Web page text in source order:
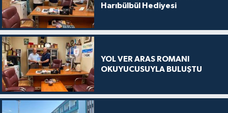
Harıbülbül Hediyesi
YOL VER ARAS ROMANI
OKUYUCUSUYLA BULUŞTU